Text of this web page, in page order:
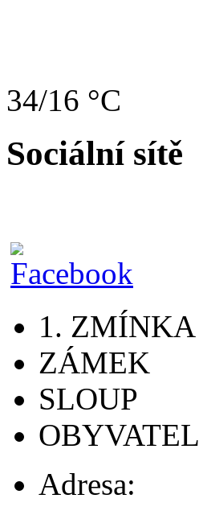
34/16 °C
Sociální sítě
1. ZMÍNKA
ZÁMEK
SLOUP
OBYVATEL
Adresa: